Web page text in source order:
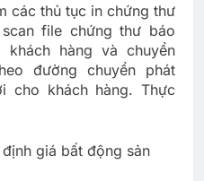
các thủ tục in chứng thư
file chứng thư báo
hàng và chuyển
đường chuyển phát
cho khách hàng. Thực
giá bất động sản